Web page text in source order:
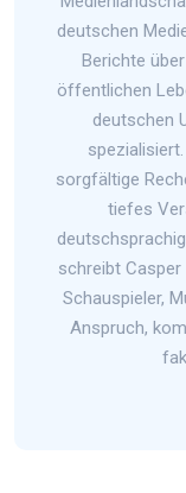
deutschen
Berichte
öffentlichen
deutschen
sorgfältige
tiefes
schreibt
Schauspieler,
Anspruch,